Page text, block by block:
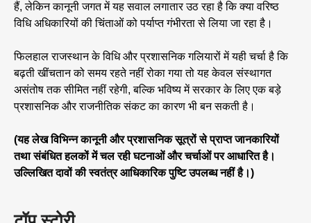
हैं, लेकिन कानूनी जगत में यह सवाल लगातार उठ रहा है कि क्या वरिष्ठ
विधि अधिकारियों की चिंताओं को पर्याप्त गंभीरता से लिया जा रहा है।
फिलहाल राजस्थान के विधि और प्रशासनिक गलियारों में यही चर्चा है कि
बढ़ती खींचतान को समय रहते नहीं रोका गया तो यह केवल संस्थागत
असंतोष तक सीमित नहीं रहेगी, बल्कि भविष्य में सरकार के लिए एक बड़े
प्रशासनिक और राजनीतिक संकट का कारण भी बन सकती है।
(यह लेख विभिन्न कानूनी और प्रशासनिक सूत्रों से प्राप्त जानकारियों
तथा संबंधित हलकों में चल रही घटनाओं और चर्चाओं पर आधारित है।
उल्लिखित दावों की स्वतंत्र आधिकारिक पुष्टि उपलब्ध नहीं है।)